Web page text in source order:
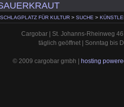
FÜR KULTUR > SUCHE >
Cargobar | St. Johanns-Rheinweg
täglich geöffnet | Sonntag bis
© 2009 cargobar gmbh | hosting